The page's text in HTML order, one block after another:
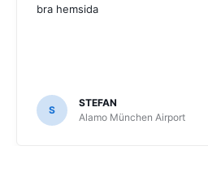
bra hemsida
S
STEFAN
Alamo München Airport